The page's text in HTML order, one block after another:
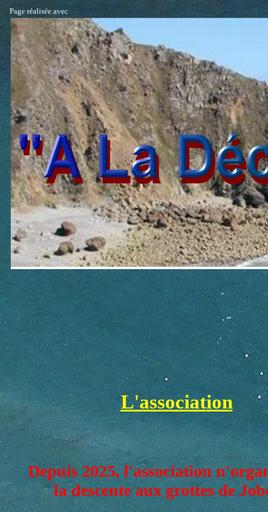
Page réalisée avec
L'association
Depuis 2025, l'association
la descente aux grottes de